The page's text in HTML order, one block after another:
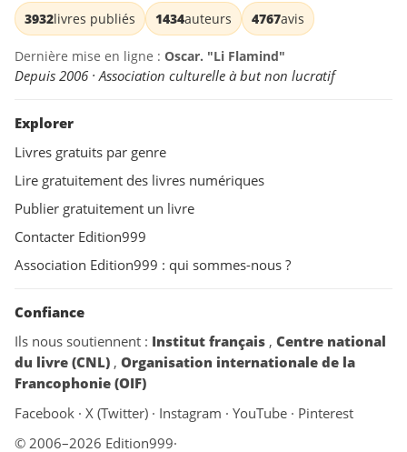
3932livres publiés 1434auteurs 4767avis
Dernière mise en ligne : Oscar. "Li Flamind"
Depuis 2006 · Association culturelle à but non lucratif
Explorer
Livres gratuits par genre
Lire gratuitement des livres numériques
Publier gratuitement un livre
Contacter Edition999
Association Edition999 : qui sommes-nous ?
Confiance
Ils nous soutiennent : Institut français , Centre national
du livre (CNL) , Organisation internationale de la
Francophonie (OIF)
Facebook · X (Twitter) · Instagram · YouTube · Pinterest
© 2006–2026 Edition999·